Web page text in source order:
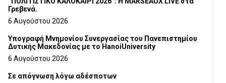
Γρεβενά.
6 Αυγούστου 2026
Υπογραφή Μνημονίου Συνεργασίας του Πανεπιστημίου
Δυτικής Μακεδονίας με το HanoiUniversity
6 Αυγούστου 2026
Σε απόγνωση λόγω αδέσποτων